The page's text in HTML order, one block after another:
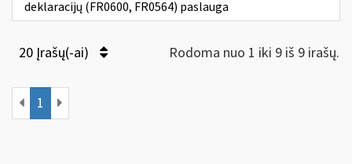
deklaracijų (FR0600, FR0564) paslauga
20 Įrašų(-ai) Rodoma nuo 1 iki 9 iš 9 irašų.
1